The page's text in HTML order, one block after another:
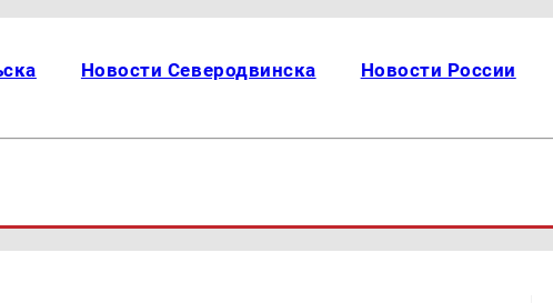
Новости Северодвинска Новости России